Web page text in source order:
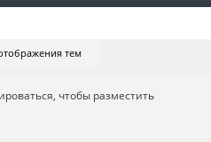
тем
чтобы разместить